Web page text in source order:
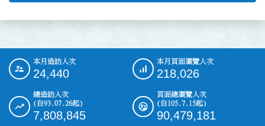
::: 本月造訪人次
24,440
本月頁面瀏覽人次
218,026
總造訪人次
(自93.07.26起)
7,808,845
頁面總瀏覽人次
(自105.7.15起)
90,479,181